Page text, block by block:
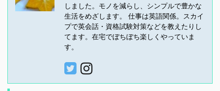
しました。モノを減らし、シンプルで豊かな
生活をめざします。 仕事は英語関係。スカイ
プで英会話・資格試験対策などを教えたりし
てます。在宅でぼちぼち楽しくやっていま
す。